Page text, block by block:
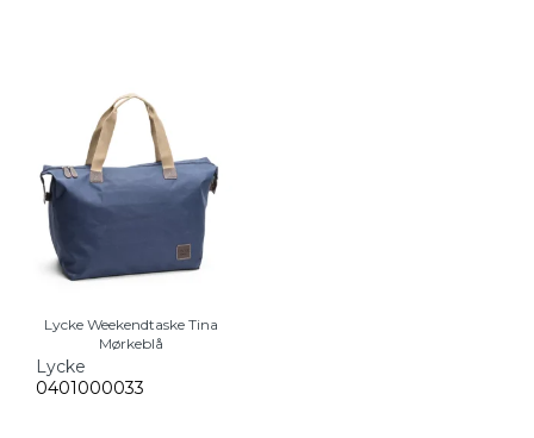
Lycke Weekendtaske Tina
Mørkeblå
Lycke
0401000033